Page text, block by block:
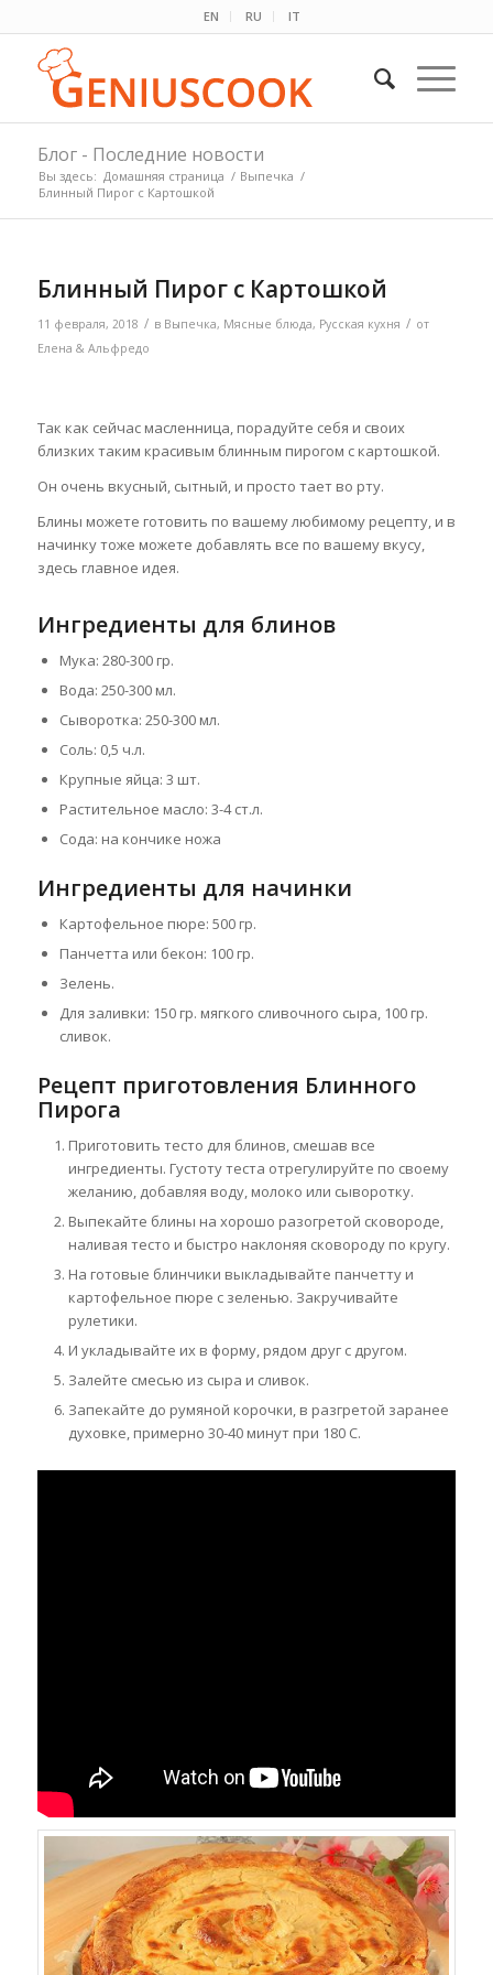
EN RU IT
Блог - Последние новости
Вы здесь: Домашняя страница / Выпечка /
Блинный Пирог с Картошкой
Блинный Пирог с Картошкой
11 февраля, 2018 / в Выпечка, Мясные блюда, Русская кухня / от
Елена & Альфредо
Так как сейчас масленница, порадуйте себя и своих
близких таким красивым блинным пирогом с картошкой.
Он очень вкусный, сытный, и просто тает во рту.
Блины можете готовить по вашему любимому рецепту, и в
начинку тоже можете добавлять все по вашему вкусу,
здесь главное идея.
Ингредиенты для блинов
Мука: 280-300 гр.
Вода: 250-300 мл.
Сыворотка: 250-300 мл.
Соль: 0,5 ч.л.
Крупные яйца: 3 шт.
Растительное масло: 3-4 ст.л.
Сода: на кончике ножа
Ингредиенты для начинки
Картофельное пюре: 500 гр.
Панчетта или бекон: 100 гр.
Зелень.
Для заливки: 150 гр. мягкого сливочного сыра, 100 гр.
сливок.
Рецепт приготовления Блинного
Пирога
Приготовить тесто для блинов, смешав все
ингредиенты. Густоту теста отрегулируйте по своему
желанию, добавляя воду, молоко или сыворотку.
Выпекайте блины на хорошо разогретой сковороде,
наливая тесто и быстро наклоняя сковороду по кругу.
На готовые блинчики выкладывайте панчетту и
картофельное пюре с зеленью. Закручивайте
рулетики.
И укладывайте их в форму, рядом друг с другом.
Залейте смесью из сыра и сливок.
Запекайте до румяной корочки, в разгретой заранее
духовке, примерно 30-40 минут при 180 С.